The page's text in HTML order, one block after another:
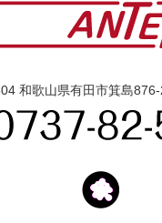
和歌山県有田市箕島